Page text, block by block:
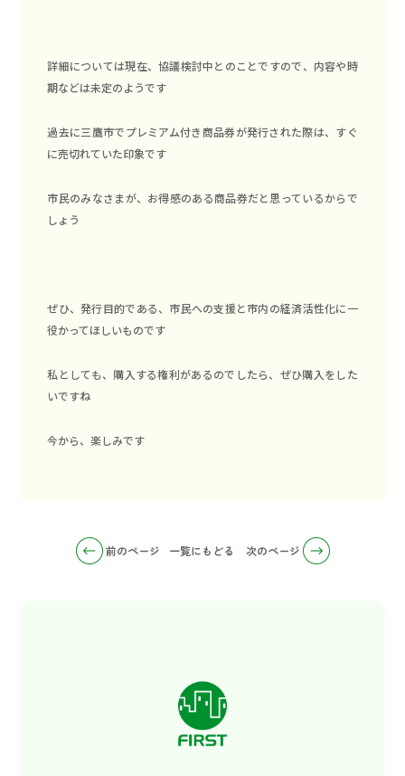
詳細については現在、協議検討中とのことですので、内容や時
期などは未定のようです
過去に三鷹市でプレミアム付き商品券が発行された際は、すぐ
に売切れていた印象です
市民のみなさまが、お得感のある商品券だと思っているからで
しょう
ぜひ、発行目的である、市民への支援と市内の経済活性化に一
役かってほしいものです
私としても、購入する権利があるのでしたら、ぜひ購入をした
いですね
今から、楽しみです
前のページ 一覧にもどる 次のページ